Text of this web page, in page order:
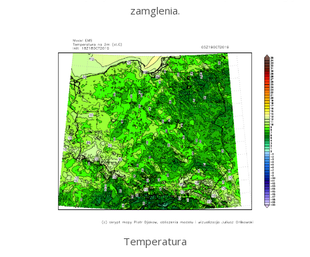
zamglenia.
Temperatura